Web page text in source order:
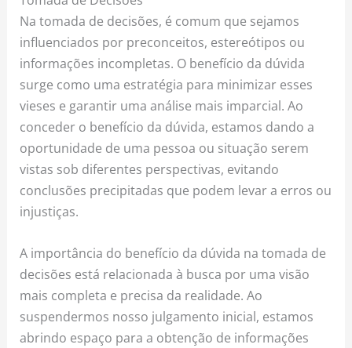
Na tomada de decisões, é comum que sejamos
influenciados por preconceitos, estereótipos ou
informações incompletas. O benefício da dúvida
surge como uma estratégia para minimizar esses
vieses e garantir uma análise mais imparcial. Ao
conceder o benefício da dúvida, estamos dando a
oportunidade de uma pessoa ou situação serem
vistas sob diferentes perspectivas, evitando
conclusões precipitadas que podem levar a erros ou
injustiças.
A importância do benefício da dúvida na tomada de
decisões está relacionada à busca por uma visão
mais completa e precisa da realidade. Ao
suspendermos nosso julgamento inicial, estamos
abrindo espaço para a obtenção de informações